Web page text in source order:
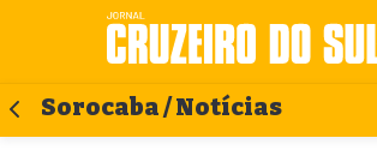
Sorocaba / Notícias